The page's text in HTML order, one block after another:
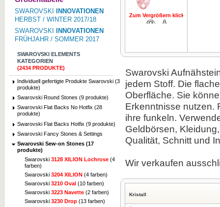
SWAROVSKI
INNOVATIONEN
HERBST / WINTER 2017/18
SWAROVSKI
INNOVATIONEN
FRÜHJAHR / SOMMER 2017
SWAROVSKI ELEMENTS
KATEGORIEN
(2434 PRODUKTE)
Individuell gefertigte Produkte Swarovski (3
produkte)
Swarovski Round Stones (9 produkte)
Swarovski Flat Backs No Hotfix (28
produkte)
Swarovski Flat Backs Hotfix (9 produkte)
Swarovski Fancy Stones & Settings
Swarovski Sew-on Stones (17
produkte)
Swarovski 3128 XILION Lochrose (4
farben)
Swarovski 3204 XILION (4 farben)
Swarovski 3210 Oval (10 farben)
Swarovski 3223 Navette (2 farben)
Swarovski 3230 Drop (13 farben)
Zum Vergrößern klicken
Zum Vergrößern klicken
Swarovski
jedem Stoff. Die
Oberfläche. Sie
Erkenntnisse nutzen.
ihre funkeln.
Geldbörsen,
Qualität, Schnitt und
Wir verkaufen
Kristall